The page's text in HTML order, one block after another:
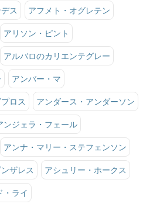
ス アフメト・オグレテン
アリソン・ピント
アルバロのカリエンテグレー
アンバー・マ
ロス アンダース・アンダーソン
ンジェラ・フェール
アンナ・マリー・ステフェンソン
ザレス アシュリー・ホークス
・ライ